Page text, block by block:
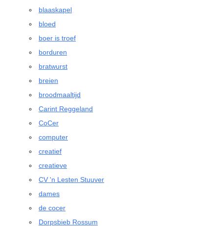
blaaskapel
bloed
boer is troef
borduren
bratwurst
breien
broodmaaltijd
Carint Reggeland
CoCer
computer
creatief
creatieve
CV 'n Lesten Stuuver
dames
de cocer
Dorpsbieb Rossum